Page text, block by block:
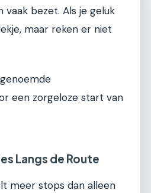
vaak bezet. Als je geluk
maar reken er niet
een zorgeloze start van
Langs de Route
meer stops dan alleen